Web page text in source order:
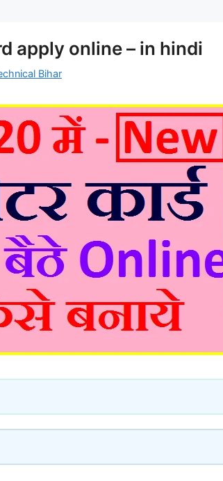
apply online – in hindi
Bihar